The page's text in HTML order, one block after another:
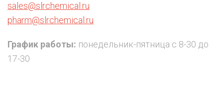
sales@slrchemical.ru
pharm@slrchemical.ru
График работы: понедельник-пятница с 8-30 до
17-30